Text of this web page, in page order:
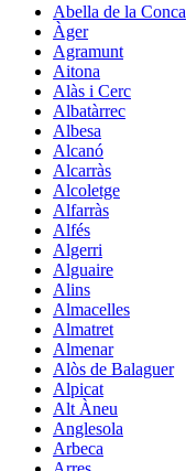
Abella de la Conca
Àger
Agramunt
Aitona
Alàs i Cerc
Albatàrrec
Albesa
Alcanó
Alcarràs
Alcoletge
Alfarràs
Alfés
Algerri
Alguaire
Alins
Almacelles
Almatret
Almenar
Alòs de Balaguer
Alpicat
Alt Àneu
Anglesola
Arbeca